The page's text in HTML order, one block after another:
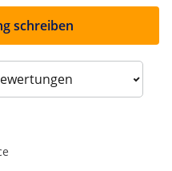
schreiben